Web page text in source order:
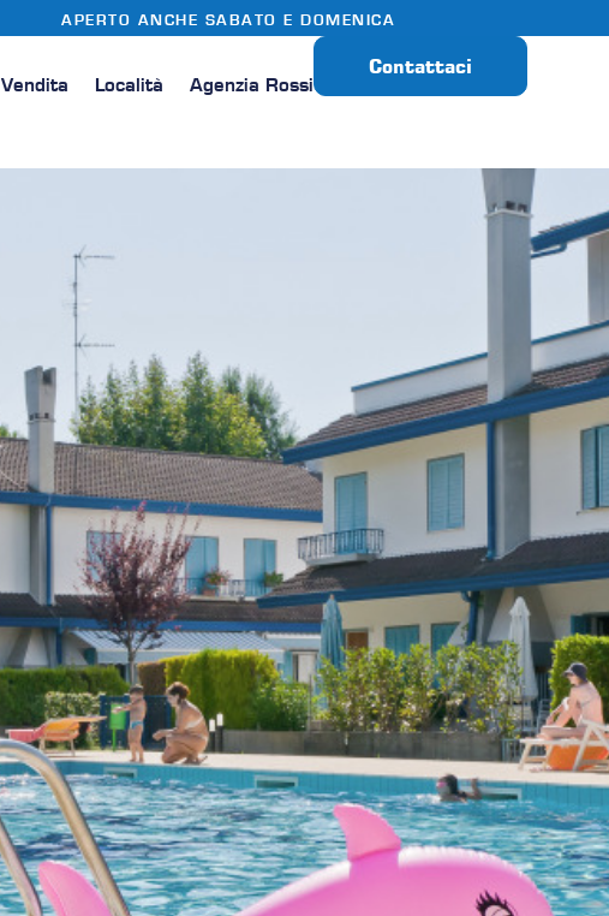
APERTO ANCHE SABATO E DOMENICA
Vendita Località Agenzia Rossi
Contattaci